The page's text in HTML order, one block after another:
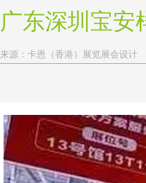
广东深圳宝安
来源： 卡恩（香港）展览展会设计